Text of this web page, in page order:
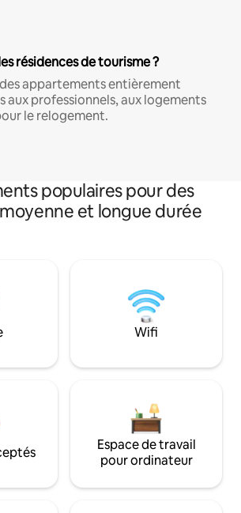
résidences de tourisme ?
appartements entièrement
aux professionnels, aux logements
le relogement.
populaires pour des
et longue durée
Wifi
Espace de travail
pour ordinateur